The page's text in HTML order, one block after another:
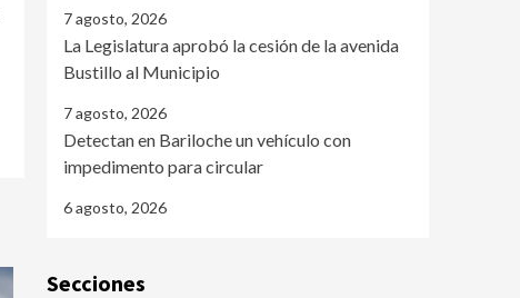
7 agosto, 2026
La Legislatura aprobó la cesión de la avenida
Bustillo al Municipio
7 agosto, 2026
Detectan en Bariloche un vehículo con
impedimento para circular
6 agosto, 2026
Secciones